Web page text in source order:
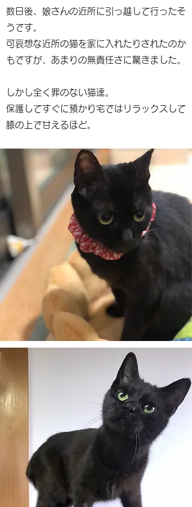
数日後、娘さんの近所に引っ越して行ったそ
うです。
可哀想な近所の猫を家に入れたりされたのか
もですが、あまりの無責任さに驚きました。
しかし全く罪のない猫達。
保護してすぐに預かり宅ではリラックスして
膝の上で甘えるほど。